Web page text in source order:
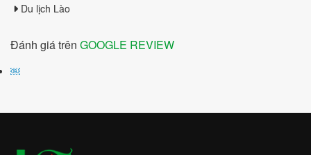
Du lịch Lào
Đánh giá trên GOOGLE REVIEW
￼